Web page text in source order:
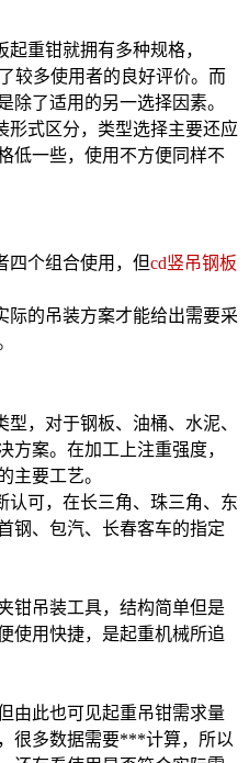
重钳就拥有多种规格，
较多使用者的良好评价。而
除了适用的另一选择因素。
形式区分，类型选择主要还应
低一些，使用不方便同样不
四个组合使用，但cd竖吊钢板
际的吊装方案才能给出需要采
型，对于钢板、油桶、水泥、
方案。在加工上注重强度，
主要工艺。
认可，在长三角、珠三角、东
钢、包汽、长春客车的指定
钳吊装工具，结构简单但是
使用快捷，是起重机械所追
由此也可见起重吊钳需求量
很多数据需要***计算，所以